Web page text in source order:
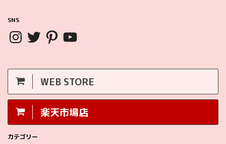
SNS
WEB STORE
楽天市場店
カテゴリー